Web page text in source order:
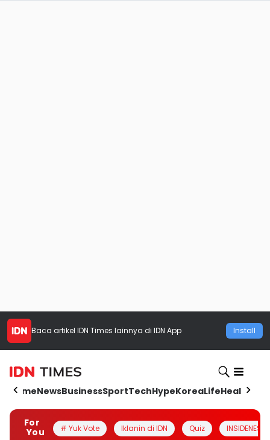
Baca artikel IDN Times lainnya di IDN App Install
HomeNewsBusinessSportTechHypeKoreaLifeHealth
For
You
# Yuk Vote Iklanin di IDN Quiz INSIDENESIA